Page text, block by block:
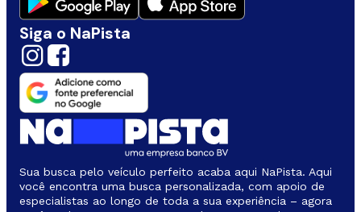
Siga o NaPista
Sua busca pelo veículo perfeito acaba aqui NaPista. Aqui
você encontra uma busca personalizada, com apoio de
especialistas ao longo de toda a sua experiência – agora